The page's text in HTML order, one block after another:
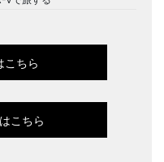
こちら
こちら